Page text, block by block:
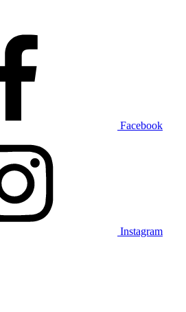
Facebook
Instagram